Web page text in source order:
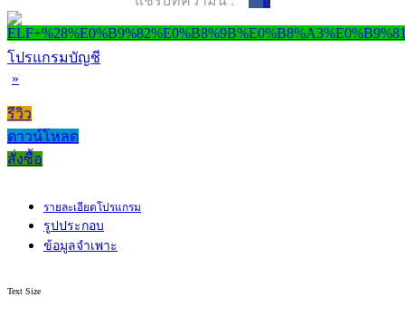
โปรแกรมบัญชี
»
รีวิว
ดาวน์โหลด
สั่งซื้อ
รายละเอียดโปรแกรม
รูปประกอบ
ข้อมูลจำเพาะ
Text Size